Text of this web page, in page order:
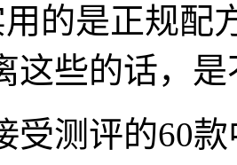
的是正规配
这些的话，
受测评的60